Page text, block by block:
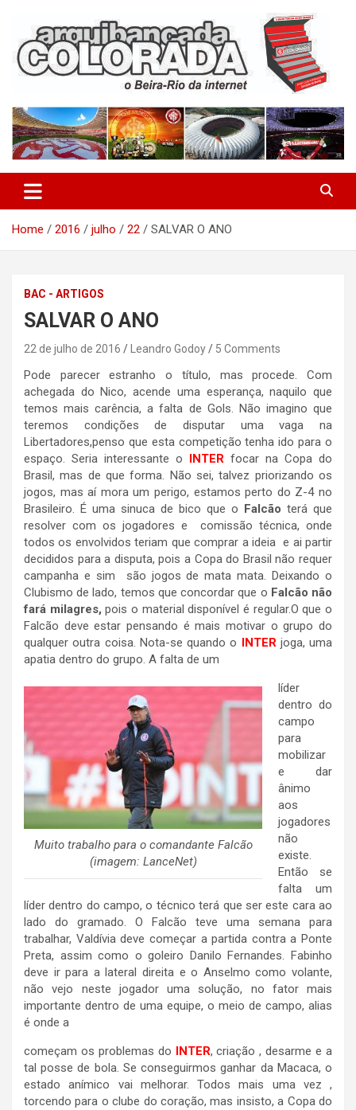
content
Arquibancada Colorada
Home 2016 julho 22 SALVAR O ANO
BAC - ARTIGOS
SALVAR O ANO
22 de julho de 2016 Leandro Godoy 5 Comments
Pode parecer estranho o título, mas procede. Com
achegada do Nico, acende uma esperança, naquilo que
temos mais carência, a falta de Gols. Não imagino que
teremos condições de disputar uma vaga na
Libertadores,penso que esta competição tenha ido para o
espaço. Seria interessante o INTER focar na Copa do
Brasil, mas de que forma. Não sei, talvez priorizando os
jogos, mas aí mora um perigo, estamos perto do Z-4 no
Brasileiro. É uma sinuca de bico que o Falcão terá que
resolver com os jogadores e comissão técnica, onde
todos os envolvidos teriam que comprar a ideia e ai partir
decididos para a disputa, pois a Copa do Brasil não requer
campanha e sim são jogos de mata mata. Deixando o
Clubismo de lado, temos que concordar que o Falcão não
fará milagres, pois o material disponível é regular.O que o
Falcão deve estar pensando é mais motivar o grupo do
qualquer outra coisa. Nota-se quando o INTERjoga, uma
apatia dentro do grupo. A falta de um
Muito trabalho para o comandante Falcão
(imagem: LanceNet)
líder
dentro do
campo
para
mobilizar
e dar
ânimo
aos
jogadores
não
existe.
Então se
falta um
líder dentro do campo, o técnico terá que ser este cara ao
lado do gramado. O Falcão teve uma semana para
trabalhar, Valdívia deve começar a partida contra a Ponte
Preta, assim como o goleiro Danilo Fernandes. Fabinho
deve ir para a lateral direita e o Anselmo como volante,
não vejo neste jogador uma solução, no fator mais
importante dentro de uma equipe, o meio de campo, alias
é onde a
começam os problemas do INTER, criação , desarme e a
tal posse de bola. Se conseguirmos ganhar da Macaca, o
estado anímico vai melhorar. Todos mais uma vez ,
torcendo para o clube do coração, mas insisto, a Copa do